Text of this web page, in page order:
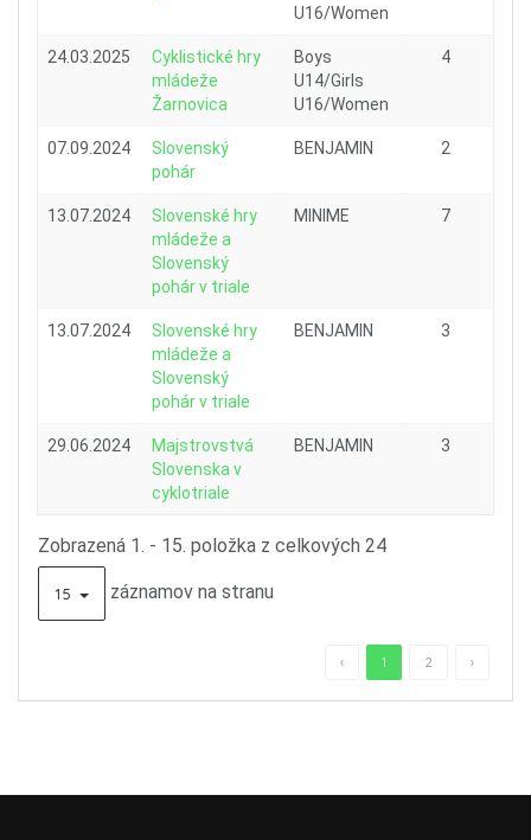
U16/Women
24.03.2025
Cyklistické hry
mládeže
Žarnovica
Boys
U14/Girls
U16/Women
4
07.09.2024
Slovenský
pohár
BENJAMIN 2
13.07.2024
Slovenské hry
mládeže a
Slovenský
pohár v triale
MINIME 7
13.07.2024
Slovenské hry
mládeže a
Slovenský
pohár v triale
BENJAMIN 3
29.06.2024
Majstrovstvá
Slovenska v
cyklotriale
BENJAMIN 3
Zobrazená 1. - 15. položka z celkových 24
15 záznamov na stranu
‹ 1 2 ›